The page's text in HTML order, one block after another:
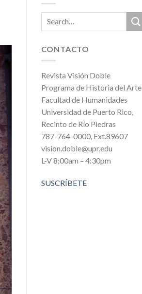
CONTACTO
Revista Visión Doble
Programa de Historia del Arte
Facultad de Humanidades
Universidad de Puerto Rico,
Recinto de Río Piedras
787-764-0000, Ext.89607
vision.doble@upr.edu
L-V 8:00am – 4:30pm
SUSCRÍBETE